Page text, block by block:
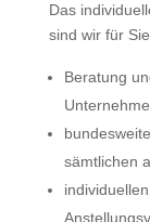
Das
sind wir für
Beratung
sämtlichen